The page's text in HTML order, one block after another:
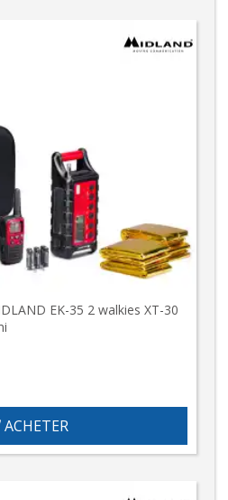
EK-35 2 walkies XT-30
ACHETER